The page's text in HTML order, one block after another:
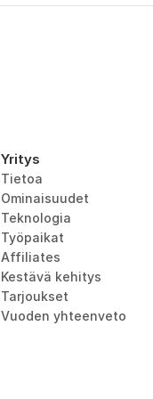
Yritys
Tietoa
Ominaisuudet
Teknologia
Työpaikat
Affiliates
Kestävä kehitys
Tarjoukset
Vuoden yhteenveto